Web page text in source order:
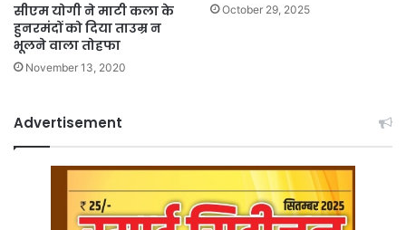
सीएम योगी ने माटी कला के
हुनरमंदों को दिया ताउम्र न
भूलने वाला तोहफा
November 13, 2020
October 29, 2025
Advertisement